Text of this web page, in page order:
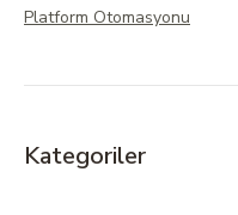
Platform Otomasyonu
Kategoriler